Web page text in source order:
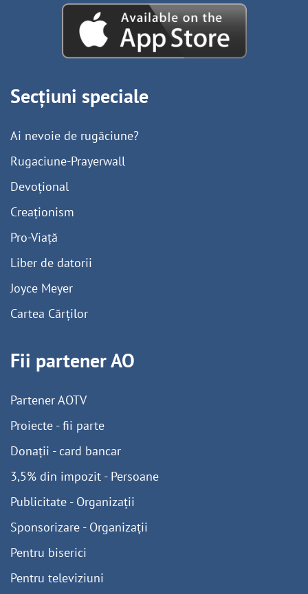
Secțiuni speciale
Ai nevoie de rugăciune?
Rugaciune-Prayerwall
Devoțional
Creaționism
Pro-Viață
Liber de datorii
Joyce Meyer
Cartea Cărților
Fii partener AO
Partener AOTV
Proiecte - fii parte
Donații - card bancar
3,5% din impozit - Persoane
Publicitate - Organizații
Sponsorizare - Organizații
Pentru biserici
Pentru televiziuni